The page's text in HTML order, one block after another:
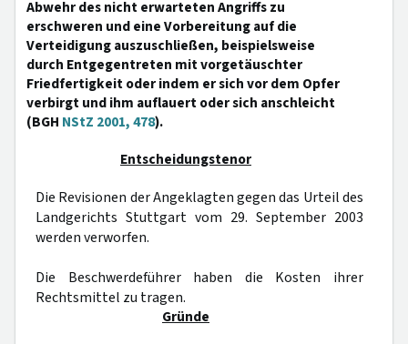
Abwehr des nicht erwarteten Angriffs zu
erschweren und eine Vorbereitung auf die
Verteidigung auszuschließen, beispielsweise
durch Entgegentreten mit vorgetäuschter
Friedfertigkeit oder indem er sich vor dem Opfer
verbirgt und ihm auflauert oder sich anschleicht
(BGH NStZ 2001, 478).
Entscheidungstenor
Die Revisionen der Angeklagten gegen das Urteil des
Landgerichts Stuttgart vom 29. September 2003
werden verworfen.
Die Beschwerdeführer haben die Kosten ihrer
Rechtsmittel zu tragen.
Gründe